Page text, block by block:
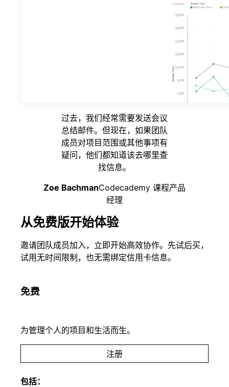
过去，我们经常需要发送会议
总结邮件。但现在，如果团队
成员对项目范围或其他事项有
疑问，他们都知道该去哪里查
找信息。
Zoe BachmanCodecademy 课程产品
经理
从免费版开始体验
邀请团队成员加入，立即开始高效协作。先试后买，
试用无时间限制，也无需绑定信用卡信息。
免费
为管理个人的项目和生活而生。
注册
包括：